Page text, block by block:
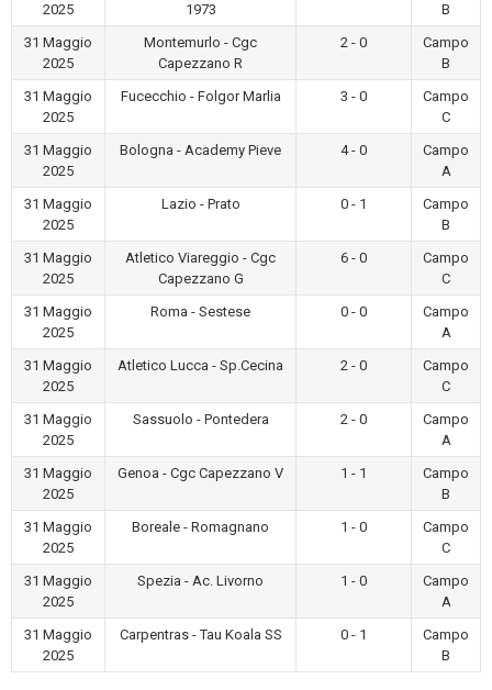
2025
1973
B
31 Maggio
2025
Montemurlo - Cgc
Capezzano R
2 - 0
Campo
B
31 Maggio
2025
Fucecchio - Folgor Marlia 3 - 0
Campo
C
31 Maggio
2025
Bologna - Academy Pieve 4 - 0
Campo
A
31 Maggio
2025
Lazio - Prato 0 - 1
Campo
B
31 Maggio
2025
Atletico Viareggio - Cgc
Capezzano G
6 - 0
Campo
C
31 Maggio
2025
Roma - Sestese 0 - 0
Campo
A
31 Maggio
2025
Atletico Lucca - Sp.Cecina 2 - 0
Campo
C
31 Maggio
2025
Sassuolo - Pontedera 2 - 0
Campo
A
31 Maggio
2025
Genoa - Cgc Capezzano V 1 - 1
Campo
B
31 Maggio
2025
Boreale - Romagnano 1 - 0
Campo
C
31 Maggio
2025
Spezia - Ac. Livorno 1 - 0
Campo
A
31 Maggio
2025
Carpentras - Tau Koala SS 0 - 1
Campo
B